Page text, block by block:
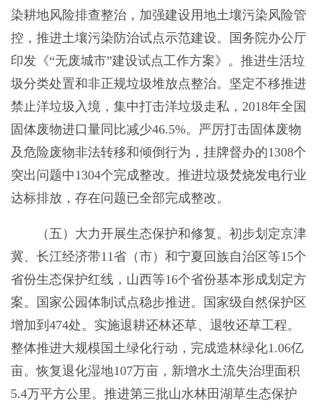
染耕地风险排查整治，加强建设用地土壤污染风险管
控，推进土壤污染防治试点示范建设。国务院办公厅
印发《“无废城市”建设试点工作方案》。推进生活垃
圾分类处置和非正规垃圾堆放点整治。坚定不移推进
禁止洋垃圾入境，集中打击洋垃圾走私，2018年全国
固体废物进口量同比减少46.5%。严厉打击固体废物
及危险废物非法转移和倾倒行为，挂牌督办的1308个
突出问题中1304个完成整改。推进垃圾焚烧发电行业
达标排放，存在问题已全部完成整改。
（五）大力开展生态保护和修复。初步划定京津
冀、长江经济带11省（市）和宁夏回族自治区等15个
省份生态保护红线，山西等16个省份基本形成划定方
案。国家公园体制试点稳步推进。国家级自然保护区
增加到474处。实施退耕还林还草、退牧还草工程。
整体推进大规模国土绿化行动，完成造林绿化1.06亿
亩。恢复退化湿地107万亩，新增水土流失治理面积
5.4万平方公里。推进第三批山水林田湖草生态保护